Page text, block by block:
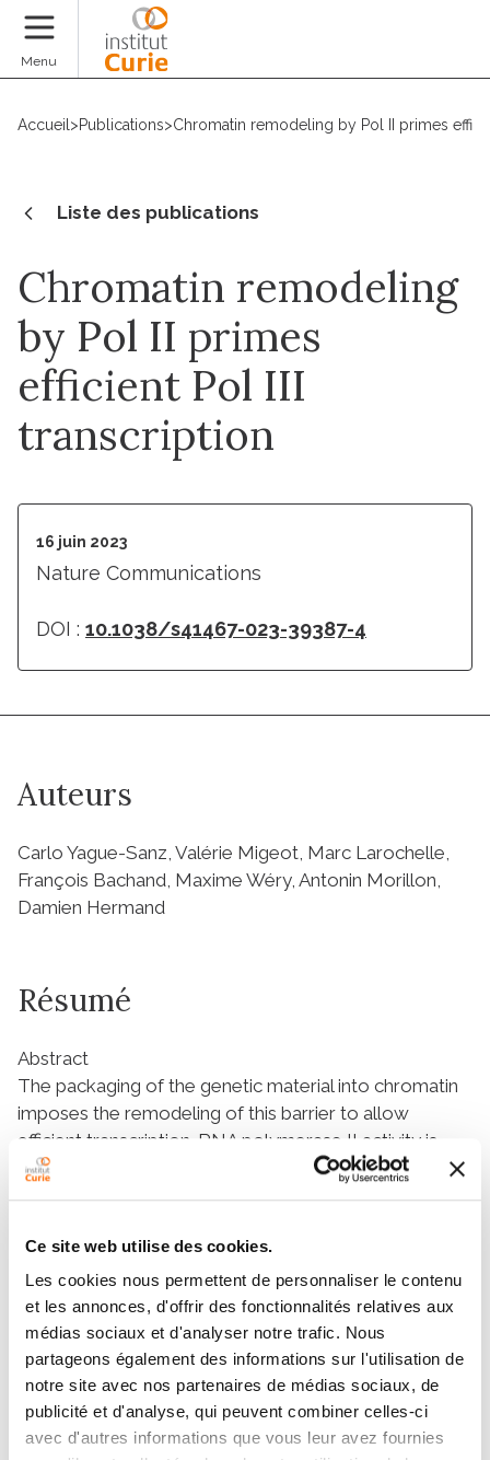
Ce site web utilise des cookies.
Les cookies nous permettent de personnaliser le contenu
et les annonces, d'offrir des fonctionnalités relatives aux
médias sociaux et d'analyser notre trafic. Nous
partageons également des informations sur l'utilisation de
notre site avec nos partenaires de médias sociaux, de
publicité et d'analyse, qui peuvent combiner celles-ci
avec d'autres informations que vous leur avez fournies
Menu
Accueil >Publications>Chromatin remodeling by Pol II primes
Liste des publications
Chromatin remodeling
by Pol II primes
efficient Pol III
transcription
16 juin 2023
Nature Communications
DOI : 10.1038/s41467-023-39387-4
Auteurs
Carlo Yague-Sanz, Valérie Migeot, Marc Larochelle,
François Bachand, Maxime Wéry, Antonin Morillon,
Damien Hermand
Résumé
Abstract
The packaging of the genetic material into chromatin
imposes the remodeling of this barrier to allow
efficient transcription. RNA polymerase II activity is
coupled with several histone modification complexes
that enforce remodeling. How RNA polymerase III
is unknown. We report here a mechanism where RNA
Polymerase II (Pol II) transcription is required to prime
and maintain nucleosome depletion at Pol III loci and
contributes to efficient Pol III recruitment upon re-
initiation of growth from stationary phase in Fission
yeast. The Pcr1 transcription factor participates in the
recruitment of Pol II, which affects local histone
occupancy through the associated SAGA complex